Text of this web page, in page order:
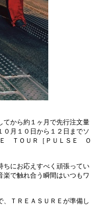
てから約１ヶ月で先行注文量
月１０日から１２日までソ
Ｅ ＴＯＵＲ［ＰＵＬＳＥ Ｏ
にお応えすべく頑張ってい
で触れ合う瞬間はいつもワ
ＴＲＥＡＳＵＲＥが準備し